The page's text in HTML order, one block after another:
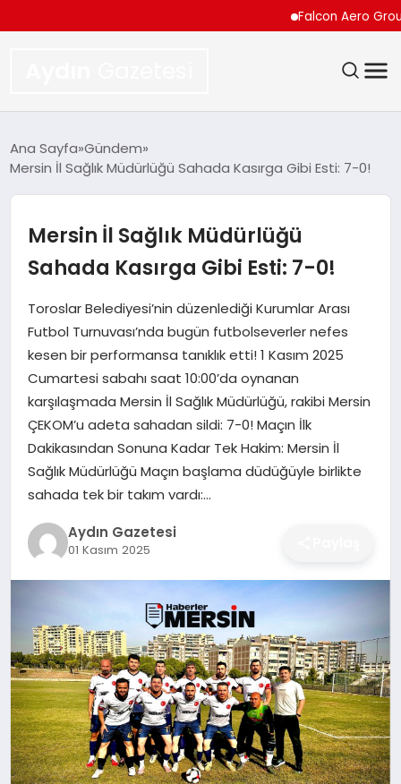
Falcon Aero Group,
TEKNOLOJI
SPOR
EKONOMI
SIYASET
YAŞAM
MAGAZIN
SAĞLIK
EĞITIM
DÜNYA
Ana Sayfa Gündem
Mersin İl Sağlık Müdürlüğü Sahada Kasırga Gibi Esti: 7-0!
Mersin İl Sağlık Müdürlüğü
Sahada Kasırga Gibi Esti: 7-0!
Toroslar Belediyesi’nin düzenlediği Kurumlar Arası
Futbol Turnuvası’nda bugün futbolseverler nefes
kesen bir performansa tanıklık etti! 1 Kasım 2025
Cumartesi sabahı saat 10:00’da oynanan
karşılaşmada Mersin İl Sağlık Müdürlüğü, rakibi Mersin
ÇEKOM’u adeta sahadan sildi: 7-0! Maçın İlk
Dakikasından Sonuna Kadar Tek Hakim: Mersin İl
Sağlık Müdürlüğü Maçın başlama düdüğüyle birlikte
sahada tek bir takım vardı:…
Aydın Gazetesi
01 Kasım 2025